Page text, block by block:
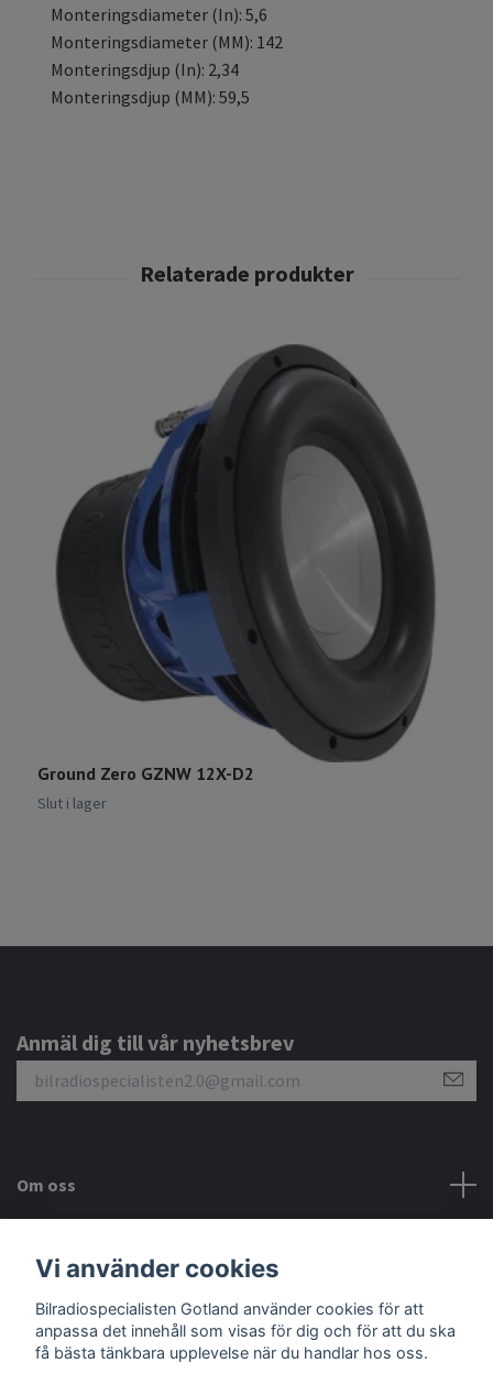
Monteringsdiameter (In): 5,6
Monteringsdiameter (MM): 142
Monteringsdjup (In): 2,34
Monteringsdjup (MM): 59,5
Ground Zero GZNW 12X-D2
Slut i lager
Anmäl dig till vår nyhetsbrev
Om oss
Sociala medier
Vi använder cookies
Bilradiospecialisten Gotland använder cookies för att
anpassa det innehåll som visas för dig och för att du ska
få bästa tänkbara upplevelse när du handlar hos oss.